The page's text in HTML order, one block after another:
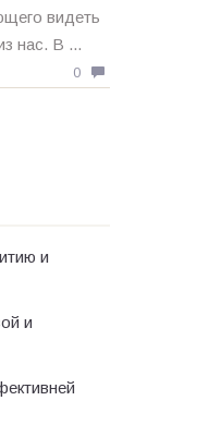
видеть
нас. В ...
0
и
и